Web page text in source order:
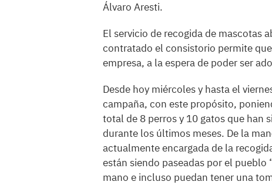
Álvaro Aresti.
El servicio de recogida de mascotas
contratado el consistorio permite
empresa, a la espera de poder ser
Desde hoy miércoles y hasta el
campaña, con este propósito,
total de 8 perros y 10 gatos que han
durante los últimos meses. De la
actualmente encargada de la
están siendo paseadas por el pueblo
mano e incluso puedan tener una